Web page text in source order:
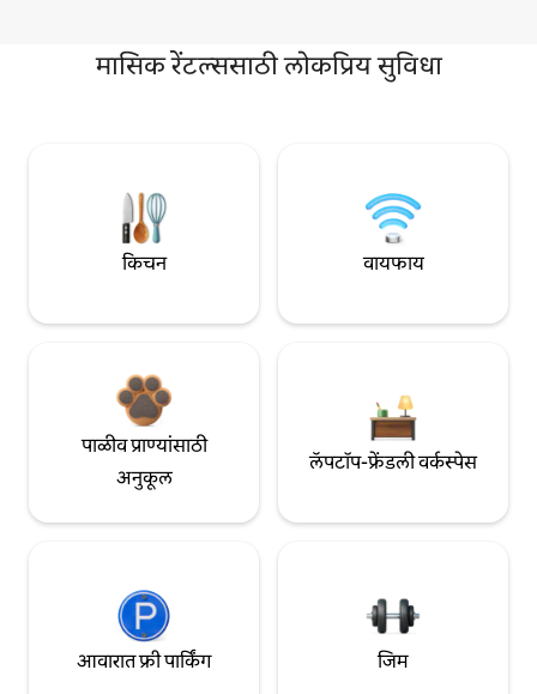
मासिक रेंटल्ससाठी लोकप्रिय सुविधा
किचन वायफाय
पाळीव प्राण्यांसाठी
अनुकूल
लॅपटॉप-फ्रेंडली वर्कस्पेस
आवारात फ्री पार्किंग जिम